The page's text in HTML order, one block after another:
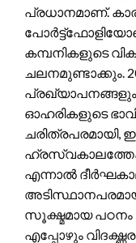
പ്രധാനമാണ്.
കമ്പനികളുടെ
ചലനമുണ്ടാക്കും.
പ്രഖ്യാപനങ്ങളും
ഓഹരികളുടെ
എന്നാൽ
സൂക്ഷ്മമായ
എപ്പോഴും